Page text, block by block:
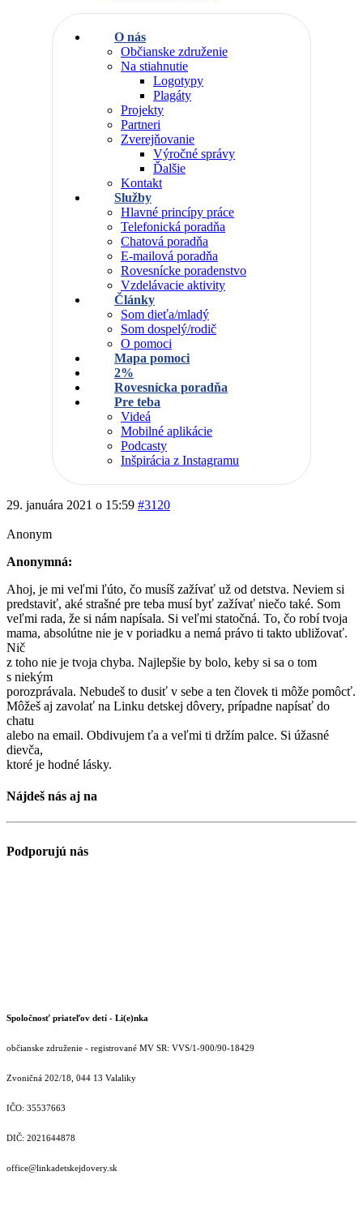
O nás
Občianske združenie
Na stiahnutie
Logotypy
Plagáty
Projekty
Partneri
Zverejňovanie
Výročné správy
Ďalšie
Kontakt
Služby
Hlavné princípy práce
Telefonická poradňa
Chatová poradňa
E-mailová poradňa
Rovesnícke poradenstvo
Vzdelávacie aktivity
Články
Som dieťa/mladý
Som dospelý/rodič
O pomoci
Mapa pomoci
2%
Rovesnícka poradňa
Pre teba
Videá
Mobilné aplikácie
Podcasty
Inšpirácia z Instagramu
29. januára 2021 o 15:59 #3120
Anonym
Anonymná:
Ahoj, je mi veľmi ľúto, čo musíš zažívať už od detstva. Neviem si
predstaviť, aké strašné pre teba musí byť zažívať niečo také. Som
veľmi rada, že si nám napísala. Si veľmi statočná. To, čo robí tvoja
mama, absolútne nie je v poriadku a nemá právo ti takto ubližovať.
Nič
z toho nie je tvoja chyba. Najlepšie by bolo, keby si sa o tom
s niekým
porozprávala. Nebudeš to dusiť v sebe a ten človek ti môže pomôcť.
Môžeš aj zavolať na Linku detskej dôvery, prípadne napísať do
chatu
alebo na email. Obdivujem ťa a veľmi ti držím palce. Si úžasné
dievča,
ktoré je hodné lásky.
Nájdeš nás aj na
Podporujú nás
Spoločnosť priateľov detí - Li(e)nka
občianske združenie - registrované MV SR: VVS/1-900/90-18429
Zvoničná 202/18, 044 13 Valaliky
IČO: 35537663
DIČ: 2021644878
office@linkadetskejdovery.sk